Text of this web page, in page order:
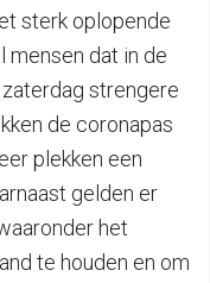
sterk oplopende
mensen dat in de
strengere
de coronapas
plekken een
gelden er
het
te houden en om